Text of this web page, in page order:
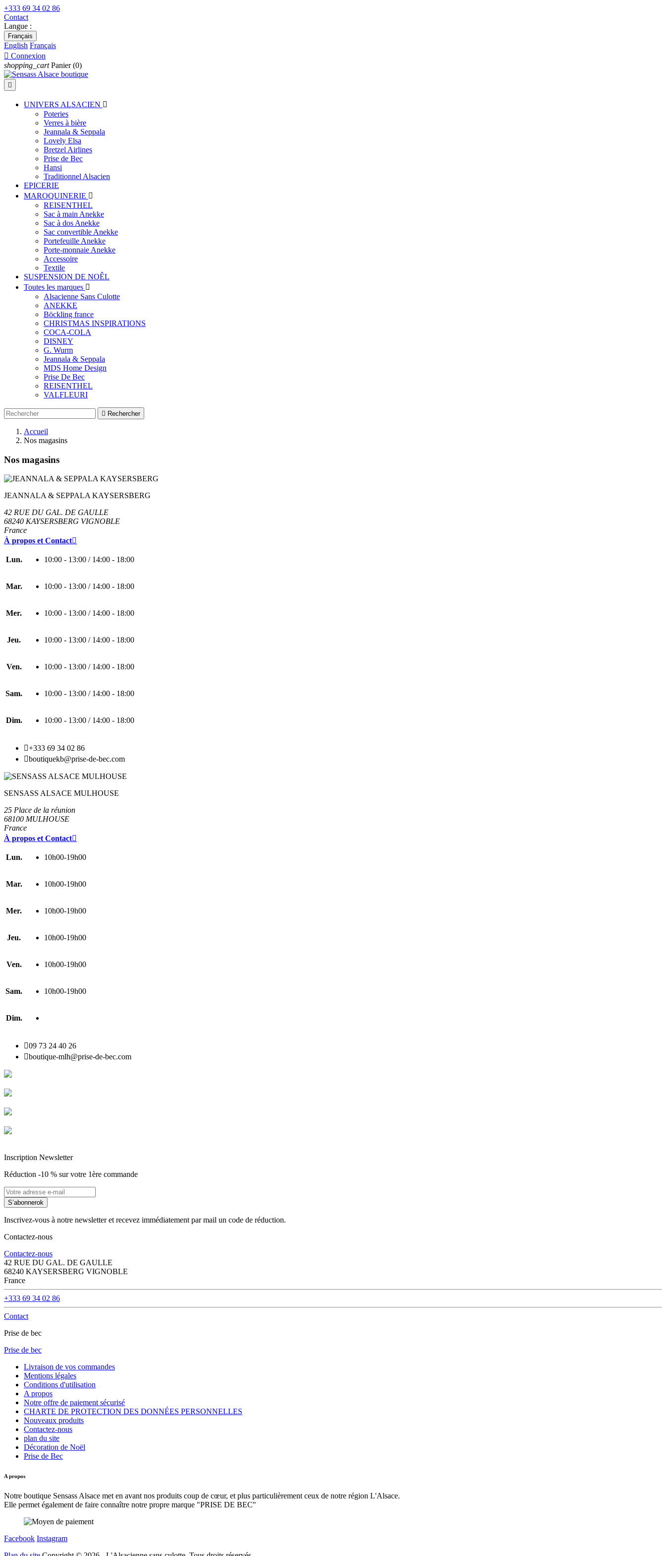
+333 69 34 02 86
Contact
Langue :
Français
English Français
 Connexion
shopping_cart Panier (0)

UNIVERS ALSACIEN 
Poteries
Verres à bière
Jeannala & Seppala
Lovely Elsa
Bretzel Airlines
Prise de Bec
Hansi
Traditionnel Alsacien
EPICERIE
MAROQUINERIE 
REISENTHEL
Sac à main Anekke
Sac à dos Anekke
Sac convertible Anekke
Portefeuille Anekke
Porte-monnaie Anekke
Accessoire
Textile
SUSPENSION DE NOÊL
Toutes les marques 
Alsacienne Sans Culotte
ANEKKE
Böckling france
CHRISTMAS INSPIRATIONS
COCA-COLA
DISNEY
G. Wurm
Jeannala & Seppala
MDS Home Design
Prise De Bec
REISENTHEL
VALFLEURI
 Rechercher
Accueil
Nos magasins
Nos magasins
JEANNALA & SEPPALA KAYSERSBERG
42 RUE DU GAL. DE GAULLE
68240 KAYSERSBERG VIGNOBLE
France
À propos et Contact
Lun. 10:00 - 13:00 / 14:00 - 18:00
Mar. 10:00 - 13:00 / 14:00 - 18:00
Mer. 10:00 - 13:00 / 14:00 - 18:00
Jeu. 10:00 - 13:00 / 14:00 - 18:00
Ven. 10:00 - 13:00 / 14:00 - 18:00
Sam. 10:00 - 13:00 / 14:00 - 18:00
Dim. 10:00 - 13:00 / 14:00 - 18:00
+333 69 34 02 86
boutiquekb@prise-de-bec.com
SENSASS ALSACE MULHOUSE
25 Place de la réunion
68100 MULHOUSE
France
À propos et Contact
Lun. 10h00-19h00
Mar. 10h00-19h00
Mer. 10h00-19h00
Jeu. 10h00-19h00
Ven. 10h00-19h00
Sam. 10h00-19h00
Dim.
09 73 24 40 26
boutique-mlh@prise-de-bec.com
Inscription Newsletter
Réduction -10 % sur votre 1ère commande
S’abonnerok
Inscrivez-vous à notre newsletter et recevez immédiatement par mail un code de réduction.
Contactez-nous
Contactez-nous
42 RUE DU GAL. DE GAULLE
68240 KAYSERSBERG VIGNOBLE
France
+333 69 34 02 86
Contact
Prise de bec
Prise de bec
Livraison de vos commandes
Mentions légales
Conditions d'utilisation
A propos
Notre offre de paiement sécurisé
CHARTE DE PROTECTION DES DONNÉES PERSONNELLES
Nouveaux produits
Contactez-nous
plan du site
Décoration de Noël
Prise de Bec
A propos
Notre boutique Sensass Alsace met en avant nos produits coup de cœur, et plus particulièrement ceux de notre région L'Alsace.
Elle permet également de faire connaître notre propre marque "PRISE DE BEC"
Facebook Instagram